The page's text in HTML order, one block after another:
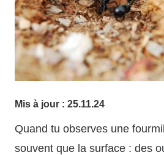
Mis à jour : 25.11.24
Quand tu observes une
souvent que la surface : des